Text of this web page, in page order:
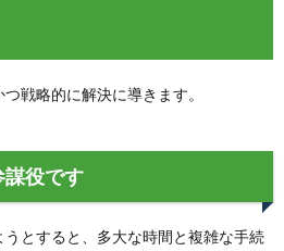
戦略的に解決に導きます。
役です
とすると、多大な時間と複雑な手続